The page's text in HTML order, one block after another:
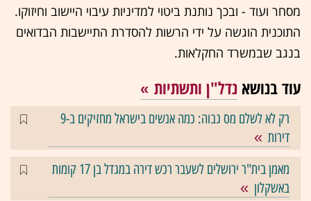
מסחר ועוד - ובכך נותנת ביטוי למדיניות עיבוי היישוב וחיזוקו.
התוכנית הוגשה על ידי הרשות להסדרת התיישבות הבדואים
בנגב שבמשרד החקלאות.
עוד בנושא נדל"ן ותשתיות
רק לא לשלם מס גבוה: כמה אנשים בישראל מחזיקים ב-9
דירות
מאמן בית"ר ירושלים לשעבר רכש דירה במגדל בן 17 קומות
באשקלון